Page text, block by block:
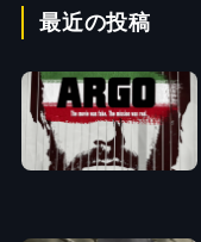
最近の投稿